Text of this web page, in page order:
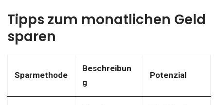
Tipps zum monatlichen Geld
sparen
Sparmethode
Beschreibun
g
Potenzial